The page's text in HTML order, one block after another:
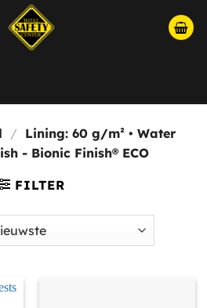
/ Lining: 60 g/m² • Water
- Bionic Finish® ECO
FILTER